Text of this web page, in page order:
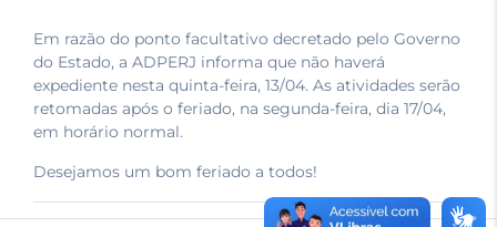
Em razão do ponto facultativo decretado pelo Governo
do Estado, a ADPERJ informa que não haverá
expediente nesta quinta-feira, 13/04. As atividades serão
retomadas após o feriado, na segunda-feira, dia 17/04,
em horário normal.
Desejamos um bom feriado a todos!